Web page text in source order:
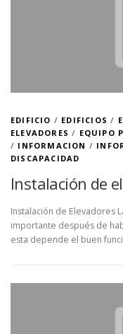
EDIFICIO / EDIFICIOS /
ELEVADORES / EQUIPO
/ INFORMACION /
DISCAPACIDAD
Instalación de
Instalación de Elevadores
importante después de
esta depende el buen